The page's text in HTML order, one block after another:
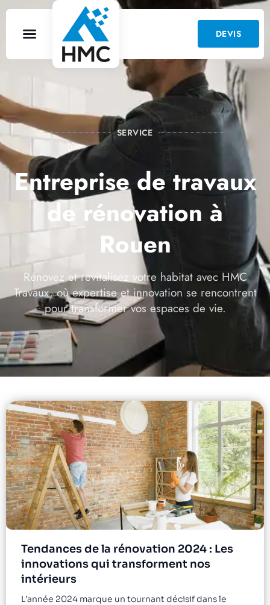
DEVIS
SERVICE
Entreprise de travaux
de rénovation à
Rouen
Rénovez et revitalisez votre habitat avec HMC
Travaux, où expertise et innovation se rencontrent
pour transformer vos espaces de vie.
Tendances de la rénovation 2024 : Les
innovations qui transforment nos
intérieurs
L’année 2024 marque un tournant décisif dans le